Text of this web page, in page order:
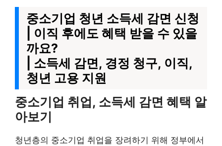
중소기업 청년 소득세 감면 신청
| 이직 후에도 혜택 받을 수 있을
까요?
| 소득세 감면, 경정 청구, 이직,
청년 고용 지원
중소기업 취업, 소득세 감면 혜택 알
아보기
청년층의 중소기업 취업을 장려하기 위해 정부에서